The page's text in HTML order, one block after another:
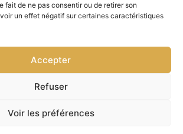
fait de ne pas consentir ou de retirer son
un effet négatif sur certaines caractéristiques
Accepter
Refuser
Voir les préférences
Sainte
Anastasie